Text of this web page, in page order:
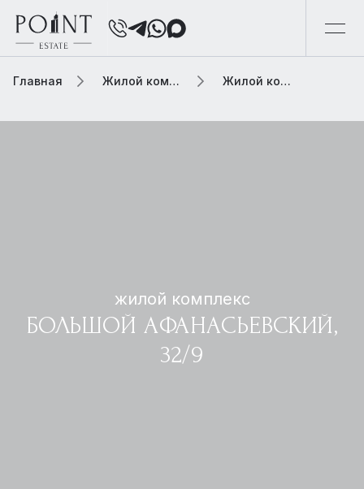
Главная Жилой комплекс Жилой комплекс большой афанасьевский, 32/9
жилой комплекс
БОЛЬШОЙ АФАНАСЬЕВСКИЙ,
32/9